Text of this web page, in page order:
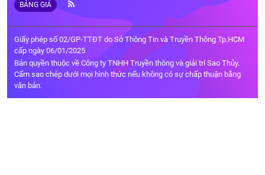
BẢNG GIÁ
Giấy phép số 02/GP-TTĐT do Sở Thông Tin và Truyền Thông Tp.HCM
cấp ngày 06/01/2025
Bản quyền thuộc về Công ty TNHH Truyền thông và giải trí Sao Thủy.
Cấm sao chép dưới mọi hình thức nếu không có sự chấp thuận bằng
văn bản.